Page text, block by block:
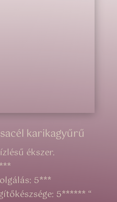
karikagyűrű
ékszer.
5***
5****** “